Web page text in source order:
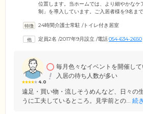
位置します。当ホームでは、より細やかなケ
制」を導入しています。ご入居者様を9名ま
ながら日常生活のサポートを行っています。
理のない範囲でご自身で行っていただいてい
過ごしください。
24時間介護士常駐 /トイレ付き居室
定員2名 /2017年9月設立 /電話054-634-2650
4.0
毎月色々なイベントを開催して
入居の待ち人数が多い
遠足・買い物・流しそうめんなど、日々の
うに工夫しているところ。見学前との... 続